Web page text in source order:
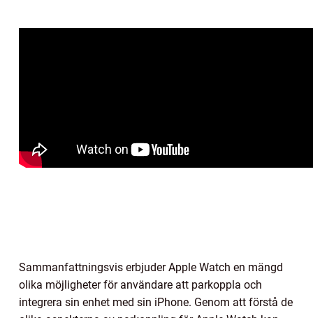
Sammanfattningsvis erbjuder Apple Watch en mängd
olika möjligheter för användare att parkoppla och
integrera sin enhet med sin iPhone. Genom att förstå de